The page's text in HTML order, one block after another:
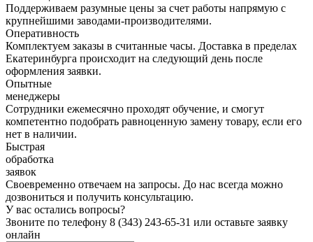
Поддерживаем разумные цены за счет работы напрямую с
крупнейшими заводами-производителями.
Оперативность
Комплектуем заказы в считанные часы. Доставка в пределах
Екатеринбурга происходит на следующий день после
оформления заявки.
Опытные
менеджеры
Сотрудники ежемесячно проходят обучение, и смогут
компетентно подобрать равноценную замену товару, если его
нет в наличии.
Быстрая
обработка
заявок
Своевременно отвечаем на запросы. До нас всегда можно
дозвониться и получить консультацию.
У вас остались вопросы?
Звоните по телефону 8 (343) 243-65-31 или оставьте заявку
онлайн